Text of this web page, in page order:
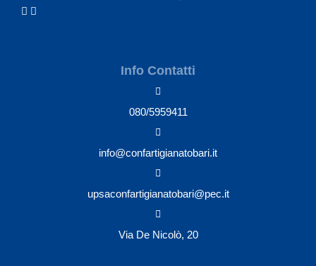
Info Contatti
080/5959411
info@confartigianatobari.it
upsaconfartigianatobari@pec.it
Via De Nicolò, 20